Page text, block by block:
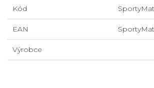
Kód
EAN
Výrobce